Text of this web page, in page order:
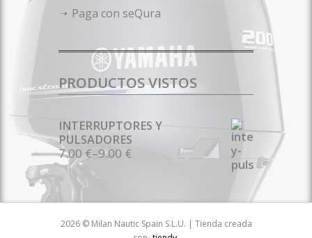
Paga con seQura
PRODUCTOS VISTOS
INTERRUPTORES Y
PULSADORES
7.00 €–9.00 €
2026 © Milan Nautic Spain S.L.U. | Tienda creada